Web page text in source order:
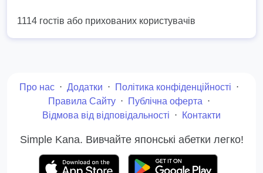
1114 гостів або прихованих користувачів
Про нас ⋅ Додатки ⋅ Політика конфіденційності ⋅
Правила Сайту ⋅ Публічна оферта ⋅
Відмова від відповідальності ⋅ Контакти
Simple Kana. Вивчайте японські абетки легко!